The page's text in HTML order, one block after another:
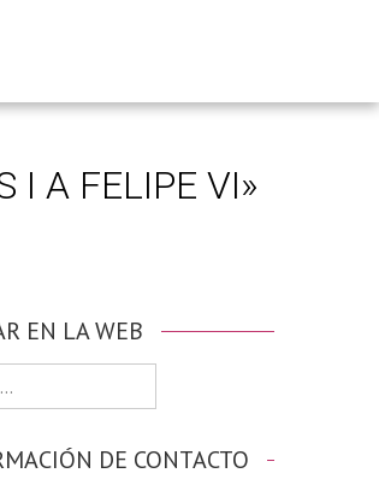
I A FELIPE VI»
EN LA WEB
DE CONTACTO